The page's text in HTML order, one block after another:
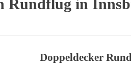
Rundflug in
Doppeldecker